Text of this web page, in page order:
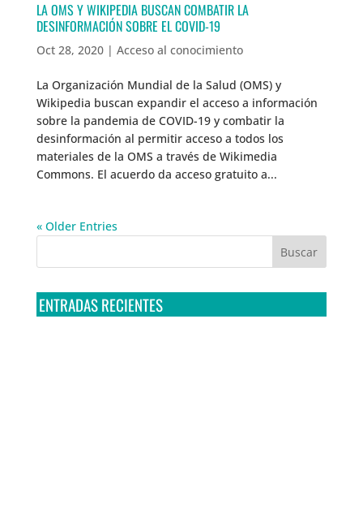
LA OMS Y WIKIPEDIA BUSCAN COMBATIR LA
DESINFORMACIÓN SOBRE EL COVID-19
Oct 28, 2020| Acceso al conocimiento
La Organización Mundial de la Salud (OMS) y
Wikipedia buscan expandir el acceso a información
sobre la pandemia de COVID-19 y combatir la
desinformación al permitir acceso a todos los
materiales de la OMS a través de Wikimedia
Commons. El acuerdo da acceso gratuito a...
« Older Entries
ENTRADAS RECIENTES